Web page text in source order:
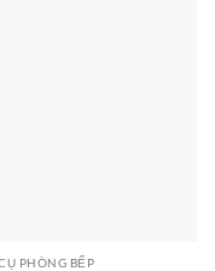
PHÒNG BẾP